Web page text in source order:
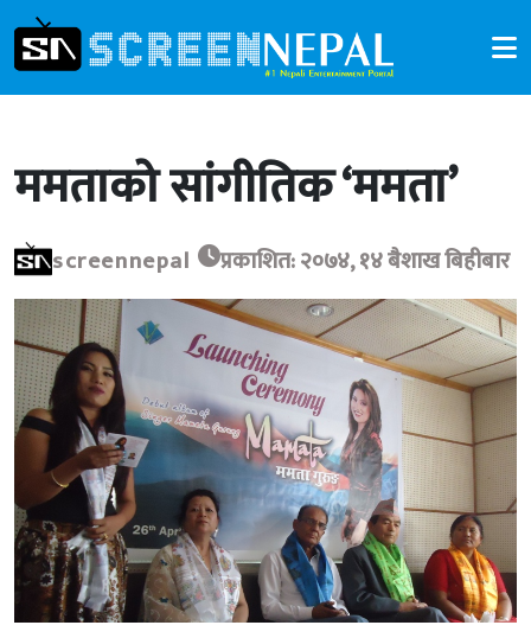
ममताको सांगीतिक ‘ममता’
screennepal प्रकाशित: २०७४, १४ बैशाख बिहीबार